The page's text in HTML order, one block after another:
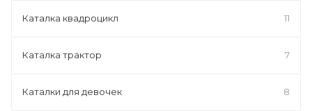
Каталка квадроцикл 11
Каталка трактор 7
Каталки для девочек 8